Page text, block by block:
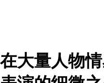
大量人物